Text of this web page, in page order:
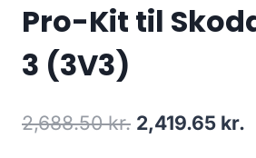
Pro-Kit til
3 (3V3)
2,688.50kr. Den
2,419.65 kr.